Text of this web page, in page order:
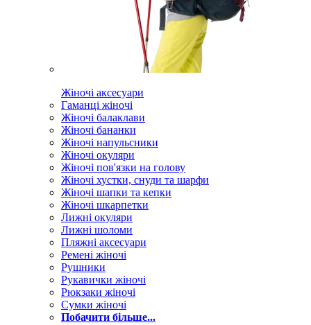
Жіночі аксесуари
Гаманці жіночі
Жіночі балаклави
Жіночі бананки
Жіночі напульсники
Жіночі окуляри
Жіночі пов'язки на голову
Жіночі хустки, снуди та шарфи
Жіночі шапки та кепки
Жіночі шкарпетки
Лижні окуляри
Лижні шоломи
Пляжні аксесуари
Ремені жіночі
Рушники
Рукавички жіночі
Рюкзаки жіночі
Сумки жіночі
Побачити більше...